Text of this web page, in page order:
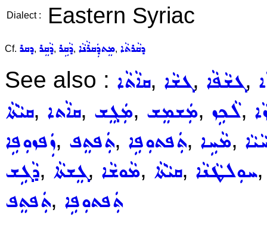
Dialect : Eastern Syriac
Cf. ܕܩܪ, ܕܵܩܸܪ, ܕܵܩܹܪ, ܡܸܬܕܲܩܪܵܢܵܐ, ܕܩܵܪܬܵܐ
See also : ܩܐܵܬܵܐ, ܓܫܵܐ, ܓܫܵܦܵܐ,
ܩܝܵܬܵܐ, ܩܐܵܬܐ, ܡܲܓܸܫ, ܡܲܫܡܸܫ, ܠܵܟܹܙ,
ܙܲܦܙܘܼܦܹܐ, ܬܲܦܬܸܦ, ܬܲܦܬܘܼܦܹܐ, ܡܵܚܹܐ,
ܕܵܓܹܫ, ܓܸܫܬܵܐ, ܡܵܘܫܵܐ, ܩܝܵܬܵܐ, ܚܘܼܠܛܵܢܵܐ
ܬܲܦܬܸܦ, ܬܲܦܬܘܼܦܹܐ